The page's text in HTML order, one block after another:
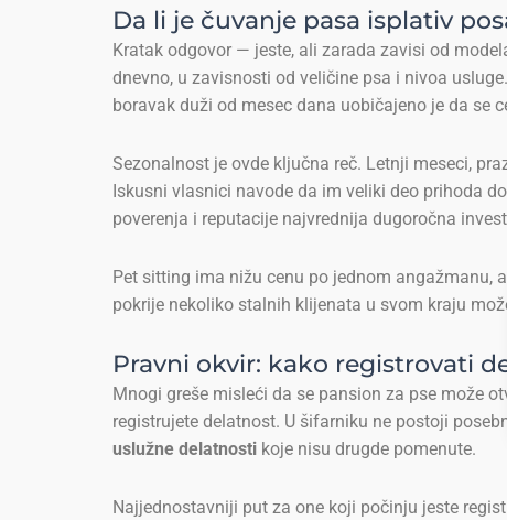
Da li je čuvanje pasa isplativ
Kratak odgovor — jeste, ali zarada zavisi od
dnevno, u zavisnosti od veličine psa i nivoa
boravak duži od mesec dana uobičajeno je da se
Sezonalnost je ovde ključna reč. Letnji meseci,
Iskusni vlasnici navode da im veliki deo prihoda
poverenja i reputacije najvrednija dugoročna
Pet sitting ima nižu cenu po jednom
pokrije nekoliko stalnih klijenata u svom kraju
Pravni okvir: kako registrovati
Mnogi greše misleći da se pansion za pse može
registrujete delatnost. U šifarniku ne postoji
uslužne delatnosti koje nisu drugde pomenute.
Najjednostavniji put za one koji počinju jeste